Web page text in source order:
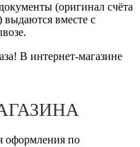
(оригинал счёта
выдаются вместе с
В интернет-магазине
оформления по